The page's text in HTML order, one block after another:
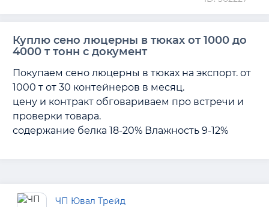
Куплю сено люцерны в тюках от 1000 до
4000 т тонн с документ
Покупаем сено люцерны в тюках на экспорт. от
1000 т от 30 контейнеров в месяц.
цену и контракт обговариваем про встречи и
проверки товара.
содержание белка 18-20% Влажность 9-12%
ЧП Ювал Трейд